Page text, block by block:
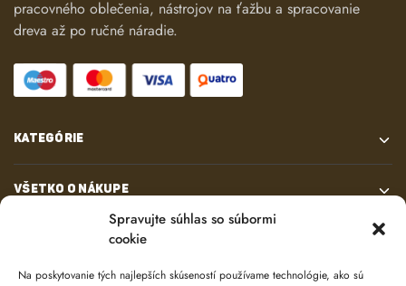
Spravujte súhlas so súbormi
cookie
Na poskytovanie tých najlepších skúseností používame technológie, ako sú
pracovného oblečenia, nástrojov na ťažbu a spracovanie
dreva až po ručné náradie.
KATEGÓRIE
VŠETKO O NÁKUPE